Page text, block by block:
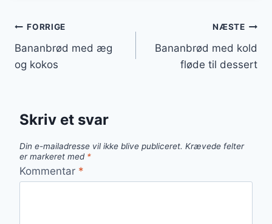
Indlægsnavigation
FORRIGE
Bananbrød med æg
og kokos
NÆSTE
Bananbrød med kold
fløde til dessert
Skriv et svar
Din e-mailadresse vil ikke blive publiceret. Krævede felter
er markeret med *
Kommentar *